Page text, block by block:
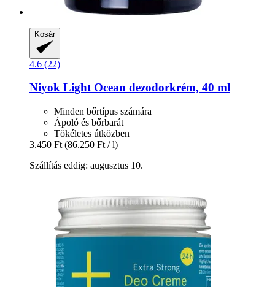
Kosár
4.6 (22)
Niyok Light Ocean dezodorkrém, 40 ml
Minden bőrtípus számára
Ápoló és bőrbarát
Tökéletes útközben
3.450 Ft (86.250 Ft / l)
Szállítás eddig: augusztus 10.